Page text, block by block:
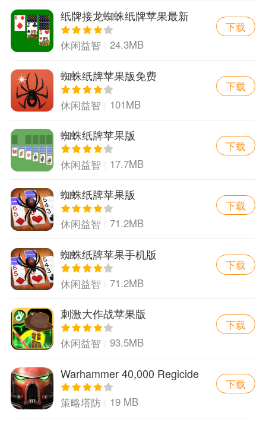
纸牌接龙蜘蛛纸牌苹果最新
版
休闲益智 24.3MB
下载
蜘蛛纸牌苹果版免费
休闲益智 101MB
下载
蜘蛛纸牌苹果版
休闲益智 17.7MB
下载
蜘蛛纸牌苹果版
休闲益智 71.2MB
下载
蜘蛛纸牌苹果手机版
休闲益智 71.2MB
下载
刺激大作战苹果版
休闲益智 93.5MB
下载
Warhammer 40,000 Regicide
2.4游戏
策略塔防 19 MB
下载